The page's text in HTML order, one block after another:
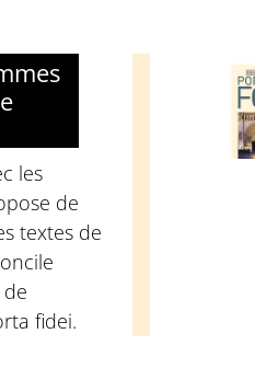
les
de
textes de
fidei.